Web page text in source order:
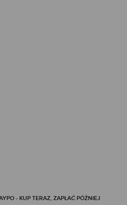
- KUP TERAZ, ZAPŁAĆ PÓŹNIEJ